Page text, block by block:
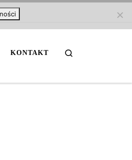
KONTAKT